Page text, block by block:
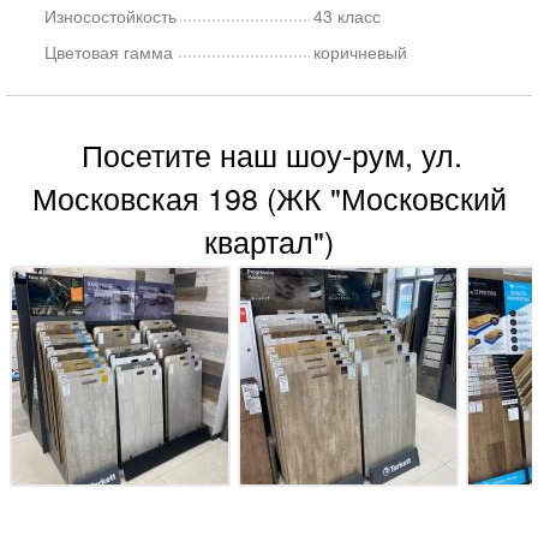
Износостойкость
43 класс
Цветовая гамма
коричневый
Посетите наш шоу-рум, ул.
Московская 198 (ЖК "Московский
квартал")